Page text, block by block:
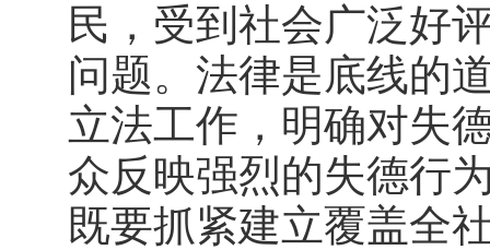
民，受到社会广泛好
问题。法律是底线的
立法工作，明确对失
众反映强烈的失德行
既要抓紧建立覆盖全